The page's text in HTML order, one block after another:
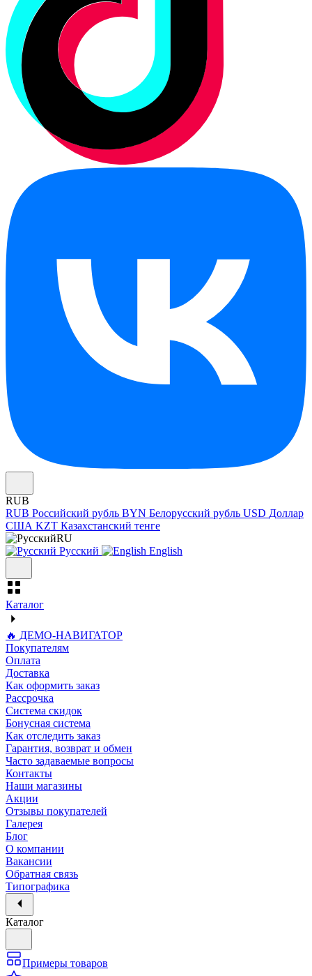
RUB
RUB Российский рубль BYN Белорусский рубль USD Доллар
США KZT Казахстанский тенге
RU
Русский
English
Каталог
🔥 ДЕМО-НАВИГАТОР
Покупателям
Оплата
Доставка
Как оформить заказ
Рассрочка
Система скидок
Бонусная система
Как отследить заказ
Гарантия, возврат и обмен
Часто задаваемые вопросы
Контакты
Наши магазины
Акции
Отзывы покупателей
Галерея
Блог
О компании
Вакансии
Обратная связь
Типографика
Каталог
Примеры товаров